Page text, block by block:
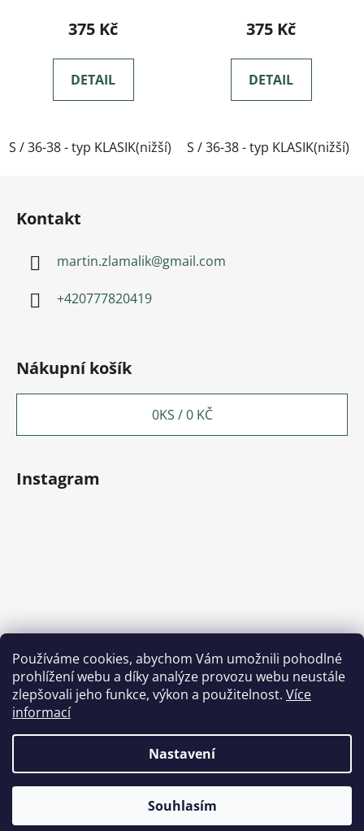
Používáme cookies, abychom Vám umožnili pohodlné
prohlížení webu a díky analýze provozu webu neustále
zlepšovali jeho funkce, výkon a použitelnost. Více
informací
Nastavení
Souhlasím
375 Kč
DETAIL
S / 36-38 - typ KLASIK(nižší) M / 39-41- typ KLASIK(nižší)
375 Kč
DETAIL
S / 36-38 - typ KLASIK(nižší)
Kontakt
martin.zlamalik@gmail.com
+420777820419
Nákupní košík
0KS /0 KČ
Instagram
Sledovat na Instagramu
Vytvořil Shoptet